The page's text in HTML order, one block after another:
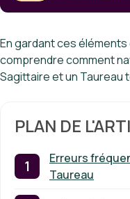
En gardant ces
comprendre comment
Sagittaire et un Taureau
PLAN DE
Erreurs
Taureau